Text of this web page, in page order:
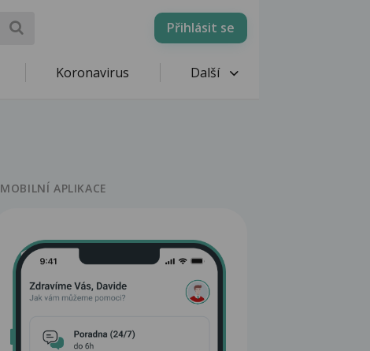
Přihlásit se
Koronavirus Další
MOBILNÍ APLIKACE